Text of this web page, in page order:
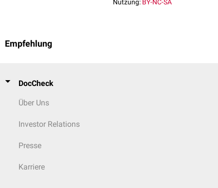
Nutzung: BY-NC-SA
Empfehlung
DocCheck
Über Uns
Investor Relations
Presse
Karriere